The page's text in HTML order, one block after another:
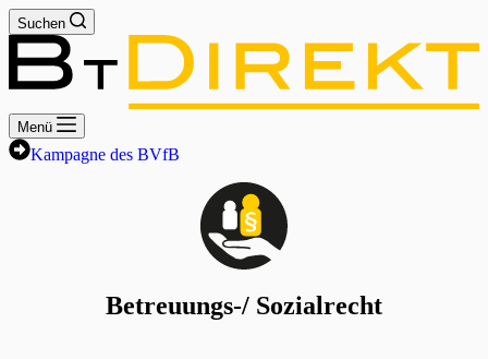
Suchen
Menü
Kampagne des BVfB
Betreuungs-/ Sozialrecht